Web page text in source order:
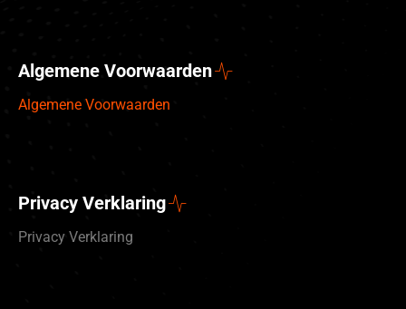
Algemene Voorwaarden
Algemene Voorwaarden
Privacy Verklaring
Privacy Verklaring